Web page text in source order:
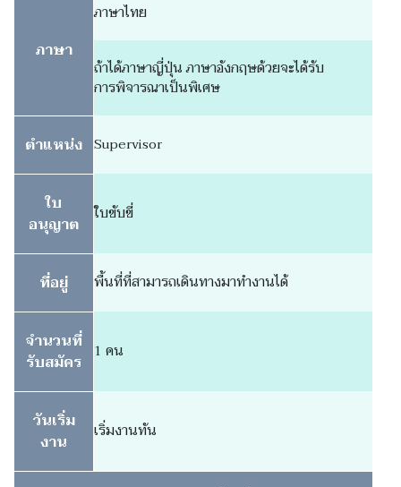
ภาษา
ภาษาไทย
ถ้าได้ภาษาญี่ปุ่น ภาษาอังกฤษด้วยจะได้รับ
การพิจารณาเป็นพิเศษ
ตำแหน่ง Supervisor
ใบ
อนุญาต
ใบขับขี่
ที่อยู่ พื้นที่ที่สามารถเดินทางมาทำงานได้
จำนวนที่
รับสมัคร
1 คน
วันเริ่ม
งาน
เริ่มงานทัน